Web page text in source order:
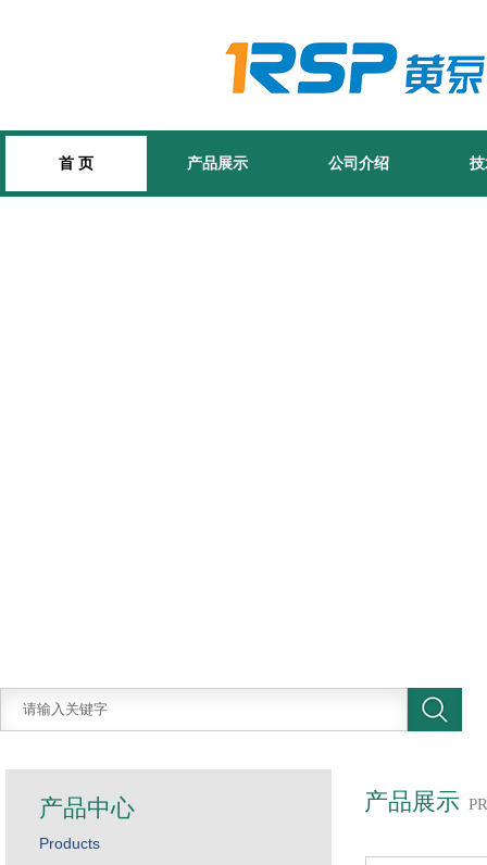
首 页 产品展示 公司介绍
产品展示
产品中心
Products